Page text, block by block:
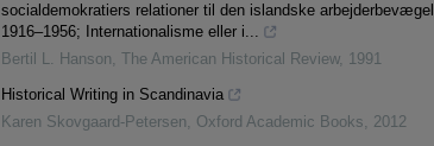
socialdemokratiers relationer til den islandske
1916–1956; Internationalisme eller i...
Bertil L. Hanson, The American Historical Review, 1991
Historical Writing in Scandinavia
Karen Skovgaard-Petersen, Oxford Academic Books, 2012